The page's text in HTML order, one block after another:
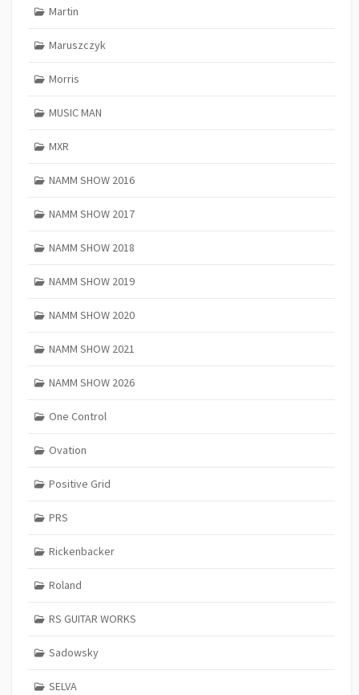
Martin
Maruszczyk
Morris
MUSIC MAN
MXR
NAMM SHOW 2016
NAMM SHOW 2017
NAMM SHOW 2018
NAMM SHOW 2019
NAMM SHOW 2020
NAMM SHOW 2021
NAMM SHOW 2026
One Control
Ovation
Positive Grid
PRS
Rickenbacker
Roland
RS GUITAR WORKS
Sadowsky
SELVA